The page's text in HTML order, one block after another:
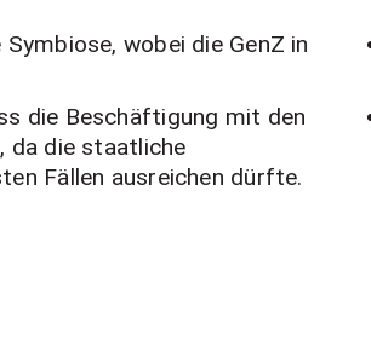
wobei die GenZ in
die Beschäftigung mit den
da die staatliche
Fällen ausreichen dürfte.